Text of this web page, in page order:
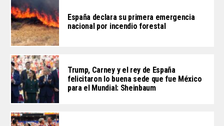
España declara su primera emergencia
nacional por incendio forestal
Trump, Carney y el rey de España
felicitaron lo buena sede que fue México
para el Mundial: Sheinbaum